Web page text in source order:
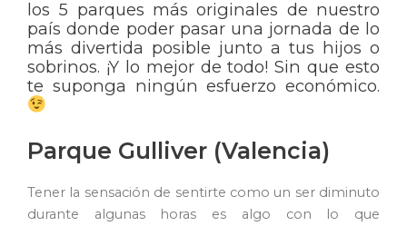
los 5 parques más originales de nuestro
país donde poder pasar una jornada de lo
más divertida posible junto a tus hijos o
sobrinos. ¡Y lo mejor de todo! Sin que esto
te suponga ningún esfuerzo económico.
Parque Gulliver (Valencia)
Tener la sensación de sentirte como un ser diminuto
durante algunas horas es algo con lo que